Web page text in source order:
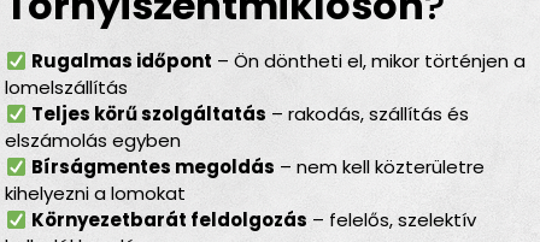
Rugalmas időpont – Ön döntheti el, mikor történjen a
lomelszállítás
Teljes körű szolgáltatás – rakodás, szállítás és
elszámolás egyben
Bírságmentes megoldás – nem kell közterületre
kihelyezni a lomokat
Környezetbarát feldolgozás – felelős, szelektív